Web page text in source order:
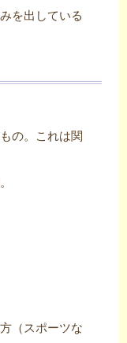
を出している
の。これは関
（スポーツな